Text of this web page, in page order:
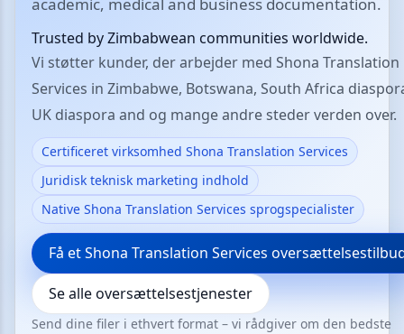
Trusted by Zimbabwean communities worldwide.
Vi støtter kunder, der arbejder med Shona Translation
Services in Zimbabwe, Botswana, South Africa
UK diaspora and og mange andre steder verden over.
Certificeret virksomhed Shona Translation Services
Juridisk teknisk marketing indhold
Native Shona Translation Services sprogspecialister
Få et Shona Translation Services
Se alle oversættelsestjenester
Send dine filer i ethvert format – vi rådgiver om den bedste